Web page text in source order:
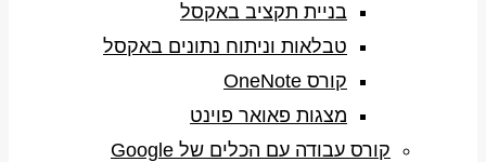
בניית תקציב באקסל
טבלאות וניתוח נתונים באקסל
קורס OneNote
מצגות פאואר פוינט
קורס עבודה עם הכלים של Google